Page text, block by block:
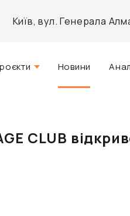
Київ, вул. Генерала
Новини
CLUB